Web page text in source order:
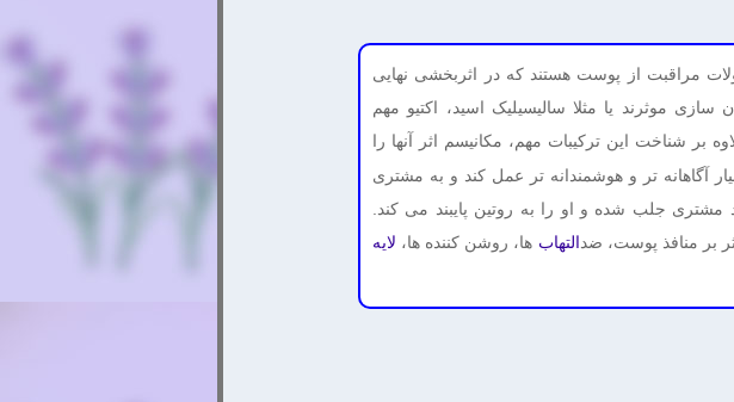
مراقبت از پوست هستند که در اثربخشی نهایی
موثرند یا مثلا سالیسیلیک اسید، اکتیو مهم
بر شناخت این ترکیبات مهم، مکانیسم اثر آنها را
آگاهانه تر و هوشمندانه تر عمل کند و به مشتری
جلب شده و او را به روتین پایبند می کند.
بر منافذ پوست، ضد التهاب ها، روشن کننده ها، لایه